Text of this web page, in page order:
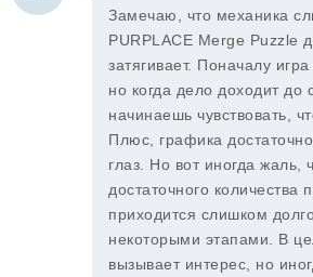
Замечаю, что механика
PURPLACE Merge Puzzle
затягивает. Поначалу
но когда дело доходит до
начинаешь чувствовать,
Плюс, графика
глаз. Но вот иногда жаль,
достаточного количества
приходится слишком
некоторыми этапами. В
вызывает интерес, но